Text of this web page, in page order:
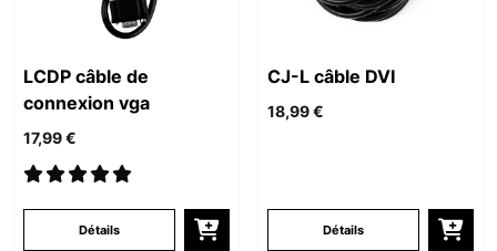
LCDP câble de
connexion vga
17,99 €
Détails
CJ-L câble DVI
18,99 €
Détails